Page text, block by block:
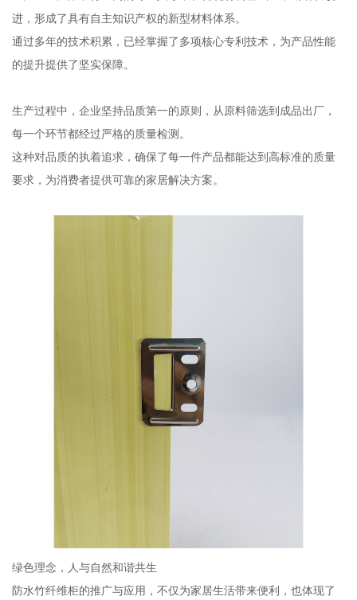
进，形成了具有自主知识产权的新型材料体系。
通过多年的技术积累，已经掌握了多项核心专利技术，为产品性能
的提升提供了坚实保障。
生产过程中，企业坚持品质第一的原则，从原料筛选到成品出厂，
每一个环节都经过严格的质量检测。
这种对品质的执着追求，确保了每一件产品都能达到高标准的质量
要求，为消费者提供可靠的家居解决方案。
绿色理念，人与自然和谐共生
防水竹纤维柜的推广与应用，不仅为家居生活带来便利，也体现了